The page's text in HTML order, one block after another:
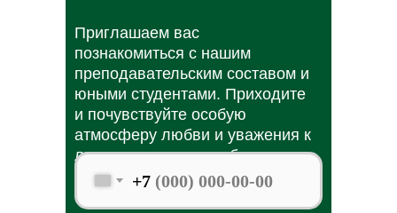
Приглашаем вас
познакомиться с нашим
преподавательским составом и
юными студентами. Приходите
и почувствуйте особую
атмосферу любви и уважения к
личности каждого ребенка.
+7